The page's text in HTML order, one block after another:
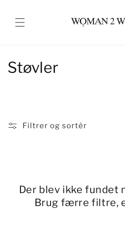
K
l
Støvler
Filtrer og sortér
Der blev ikke fundet
Brug færre filtre,